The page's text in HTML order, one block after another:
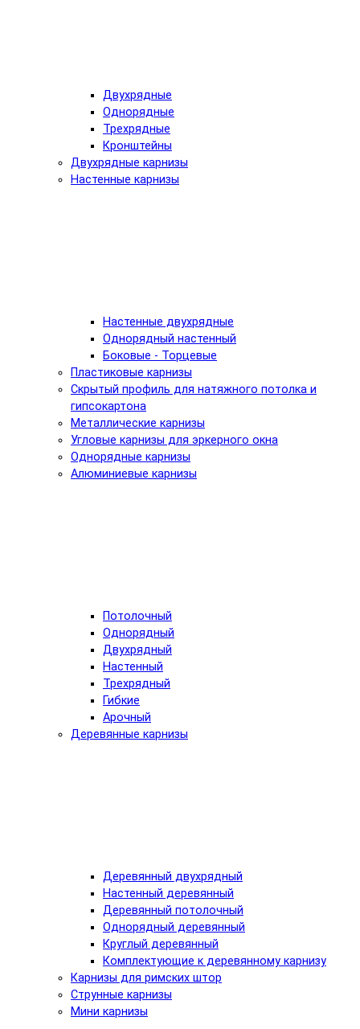
Двухрядные
Однорядные
Трехрядные
Кронштейны
Двухрядные карнизы
Настенные карнизы
Настенные двухрядные
Однорядный настенный
Боковые - Торцевые
Пластиковые карнизы
Скрытый профиль для натяжного потолка и
гипсокартона
Металлические карнизы
Угловые карнизы для эркерного окна
Однорядные карнизы
Алюминиевые карнизы
Потолочный
Однорядный
Двухрядный
Настенный
Трехрядный
Гибкие
Арочный
Деревянные карнизы
Деревянный двухрядный
Настенный деревянный
Деревянный потолочный
Однорядный деревянный
Круглый деревянный
Комплектующие к деревянному карнизу
Карнизы для римских штор
Струнные карнизы
Мини карнизы